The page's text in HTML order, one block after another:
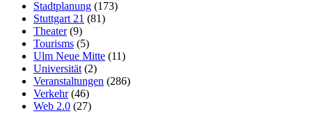
Stadtplanung (173)
Stuttgart 21 (81)
Theater(9)
Tourisms (5)
Ulm Neue Mitte (11)
Universität (2)
Veranstaltungen (286)
Verkehr(46)
Web 2.0 (27)